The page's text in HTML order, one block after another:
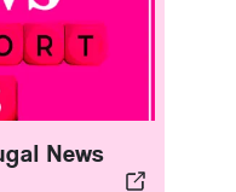
News